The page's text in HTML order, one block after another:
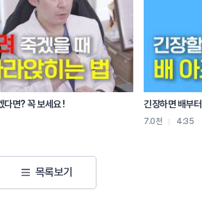
치료를 하고 있습니다. 자생의 한약은 교통사고 이후
로, 두통, 불면 등 다양한 증상을 치료할 수 있는
공합니다. 이러한 한약은 언제든지 복용하면 건강에
통증과 불편감 들이 있을 때, 복용하시는 것이
추나치료, 약침치료, 침구치료도 같이 시행하고
조직의 기능을 원활하게 하는 치료법입니다.
과 기능이 떨어진 관절을 정상화 시키기 위해
고 있습니다. 약침 치료는 경혈주입용 한약을
다면? 꼭 보세요 ! 긴장하면 배부
7.0천 4:35
목록보기